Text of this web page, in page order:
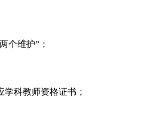
个维护”；
科教师资格证书；